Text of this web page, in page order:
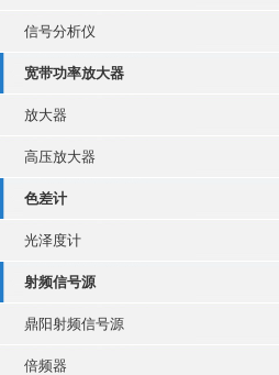
信号分析仪
宽带功率放大器
放大器
高压放大器
色差计
光泽度计
射频信号源
鼎阳射频信号源
倍频器